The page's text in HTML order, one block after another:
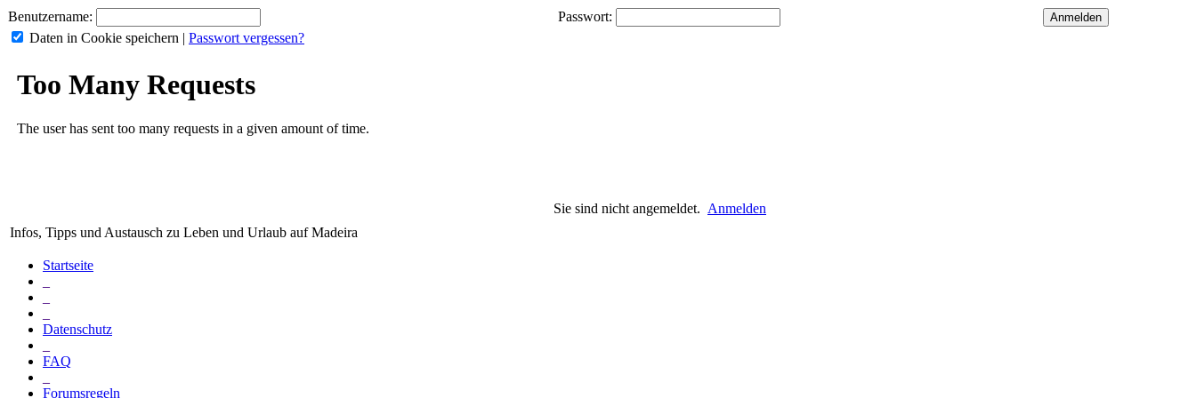
Benutzername:
Passwort:
Daten in Cookie speichern | Passwort vergessen?
Sie sind nicht angemeldet. Anmelden
Infos, Tipps und Austausch zu Leben und Urlaub auf Madeira
Startseite
Datenschutz
FAQ
Forumsregeln